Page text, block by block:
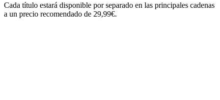
Cada título estará disponible por separado en las principales cadenas
a un precio recomendado de 29,99€.